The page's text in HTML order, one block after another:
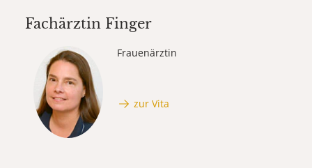
Fachärztin Finger
Frauenärztin
zur Vita